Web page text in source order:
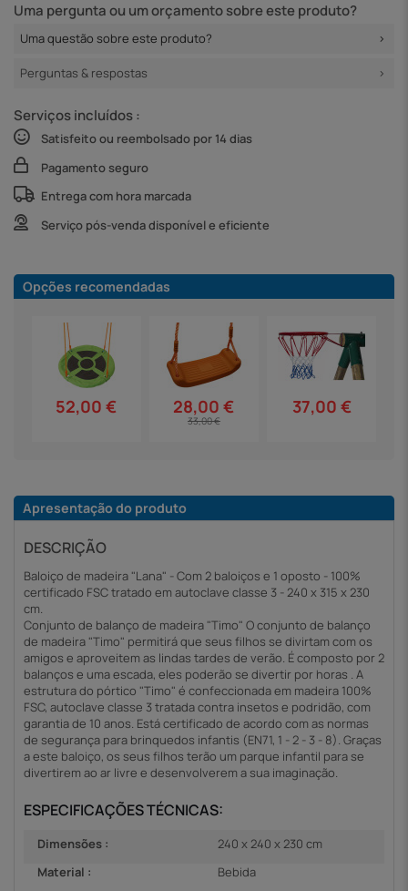
Uma pergunta ou um orçamento sobre este produto?
Uma questão sobre este produto?
Perguntas & respostas
Serviços incluídos :
Satisfeito ou reembolsado por 14 dias
Pagamento seguro
Entrega com hora marcada
Serviço pós-venda disponível e eficiente
Opções recomendadas
52,00 € 28,00 €
33,00 €
37,00 €
Apresentação do produto
DESCRIÇÃO
Baloiço de madeira "Lana" - Com 2 baloiços e 1 oposto - 100%
certificado FSC tratado em autoclave classe 3 - 240 x 315 x 230
cm.
Conjunto de balanço de madeira "Timo" O conjunto de balanço
de madeira "Timo" permitirá que seus filhos se divirtam com os
amigos e aproveitem as lindas tardes de verão. É composto por 2
balanços e uma escada, eles poderão se divertir por horas . A
estrutura do pórtico "Timo" é confeccionada em madeira 100%
FSC, autoclave classe 3 tratada contra insetos e podridão, com
garantia de 10 anos. Está certificado de acordo com as normas
de segurança para brinquedos infantis (EN71, 1 - 2 - 3 - 8). Graças
a este baloiço, os seus filhos terão um parque infantil para se
divertirem ao ar livre e desenvolverem a sua imaginação.
ESPECIFICAÇÕES TÉCNICAS:
Dimensões :
240 x 240 x 230 cm
Material :
Bebida